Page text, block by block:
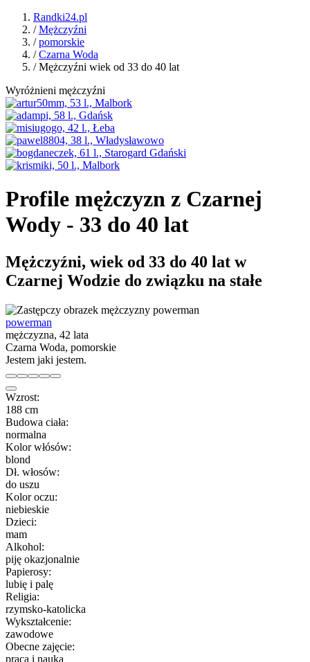
Randki24.pl
/Mężczyźni
/pomorskie
/Czarna Woda
/ Mężczyźni wiek od 33 do 40 lat
Wyróżnieni mężczyźni
Profile mężczyzn z Czarnej
Wody - 33 do 40 lat
Mężczyźni, wiek od 33 do 40 lat w
Czarnej Wodzie do związku na stałe
powerman
mężczyzna, 42 lata
Czarna Woda, pomorskie
Jestem jaki jestem.
Wzrost:
188 cm
Budowa ciała:
normalna
Kolor włósów:
blond
Dł. włosów:
do uszu
Kolor oczu:
niebieskie
Dzieci:
mam
Alkohol:
piję okazjonalnie
Papierosy:
lubię i palę
Religia:
rzymsko-katolicka
Wykształcenie:
zawodowe
Obecne zajęcie:
praca i nauka